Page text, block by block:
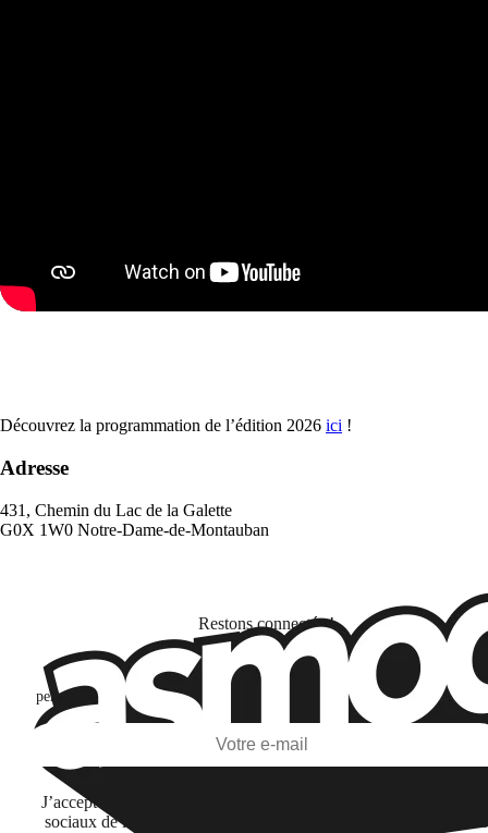
Découvrez la programmation de l’édition 2026 ici !
Adresse
431, Chemin du Lac de la Galette
G0X 1W0 Notre-Dame-de-Montauban
Restons connectés !
Je m'abonne pour découvrir des jeux, des nouveautés et des contenus
personnalisés selon mes centres d'intérêt et mes ouvertures et clics
J’accepte de recevoir des informations par email et sur les
sociaux de la part de Financière Amuse BidCo et des sociétés du